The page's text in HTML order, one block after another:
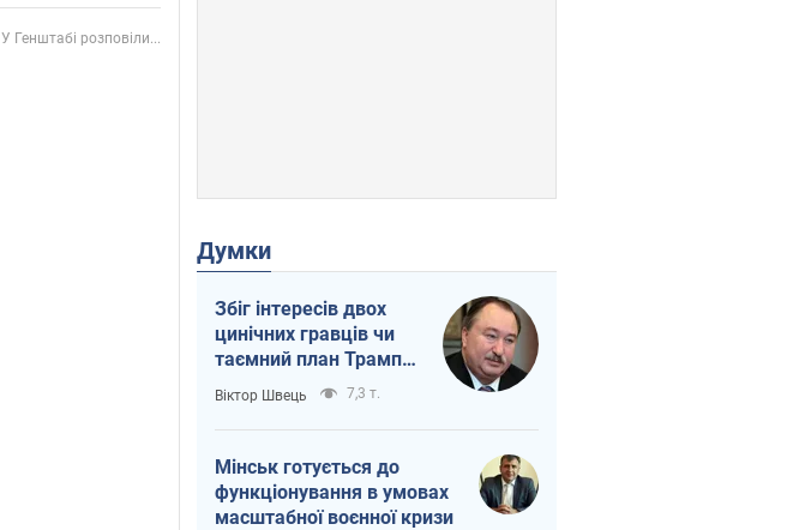
У Генштабі розповіли...
Думки
Збіг інтересів двох
цинічних гравців чи
таємний план Трампа
і Путіна?
Віктор Швець 7,3 т.
Мінськ готується до
функціонування в умовах
масштабної воєнної кризи